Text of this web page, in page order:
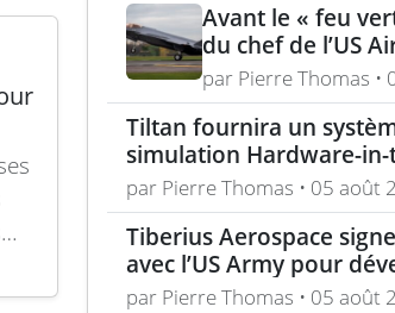
Avant le « feu
du chef de l’US
puissance
par la langue, la
l’expertise
par Pierre Thomas •
Tiltan fournira un
simulation Hardware-
un programme électro-
unique
par Pierre Thomas • 05 août
Tiberius Aerospace
avec l’US Army pour
d’artillerie guidée
par Pierre Thomas • 05 août